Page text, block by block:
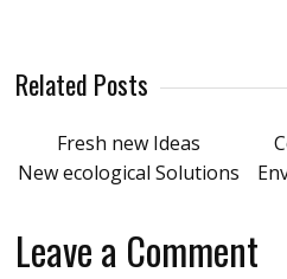
Related Posts
Fresh new Ideas
New ecological Solutions
Leave a Comment